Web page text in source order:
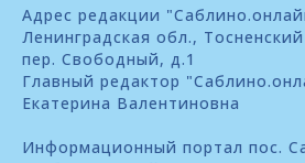
Адрес редакции
Ленинградская обл.,
пер. Свободный, д.1
Главный редактор
Екатерина Валентиновна
Информационный портал пос.